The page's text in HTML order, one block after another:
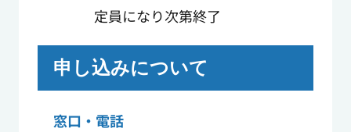
定員になり次第終了
申し込みについて
窓口・電話